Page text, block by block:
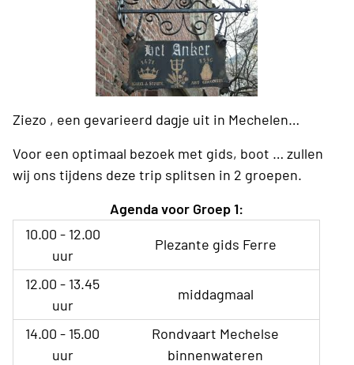
Ziezo , een gevarieerd dagje uit in Mechelen…
Voor een optimaal bezoek met gids, boot … zullen
wij ons tijdens deze trip splitsen in 2 groepen.
Agenda voor Groep 1:
10.00 - 12.00
uur
Plezante gids Ferre
12.00 - 13.45
uur
middagmaal
14.00 - 15.00
uur
Rondvaart Mechelse
binnenwateren